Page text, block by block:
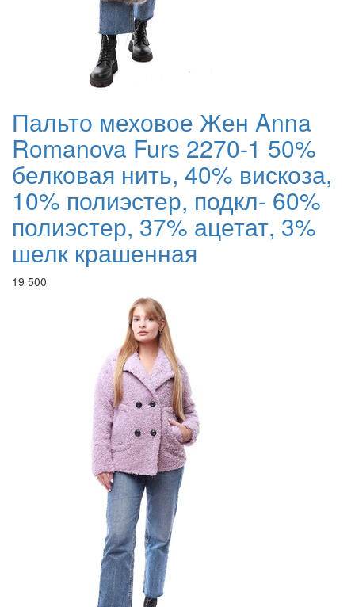
Пальто меховое Жен Anna
Romanova Furs 2270-1 50%
белковая нить, 40% вискоза,
10% полиэстер, подкл- 60%
полиэстер, 37% ацетат, 3%
шелк крашенная
19 500